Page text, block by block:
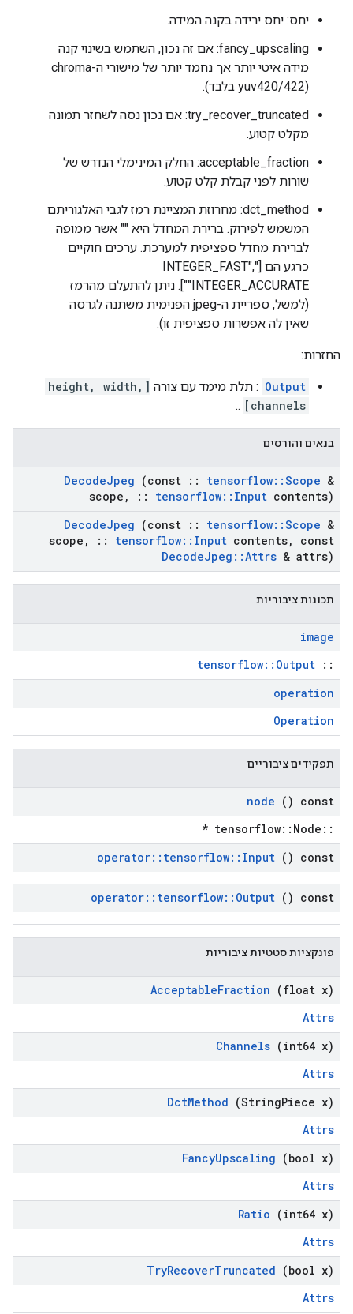
יחס: יחס ירידה בקנה המידה.
fancy_upscaling: אם זה נכון, השתמש בשינוי קנה
מידה איטי יותר אך נחמד יותר של מישורי ה-chroma
(yuv420/422 בלבד).
try_recover_truncated: אם נכון נסה לשחזר תמונה
מקלט קטוע.
acceptable_fraction: החלק המינימלי הנדרש של
שורות לפני קבלת קלט קטוע.
dct_method: מחרוזת המציינת רמז לגבי האלגוריתם
המשמש לפירוק. ברירת המחדל היא "" אשר ממופה
לברירת מחדל ספציפית למערכת. ערכים חוקיים
כרגע הם ["INTEGER_FAST",
"INTEGER_ACCURATE"]. ניתן להתעלם מהרמז
(למשל, ספריית ה-jpeg הפנימית משתנה לגרסה
שאין לה אפשרות ספציפית זו).
החזרות:
Output : תלת מימד עם צורה
[height, width,
channels]
..
בנאים והורסים
DecodeJpeg (const :: tensorflow::Scope &
scope , :: tensorflow:: Input contents)
DecodeJpeg (const :: tensorflow::Scope &
scope , :: tensorflow:: Input contents,
const
DecodeJpeg ::Attrs & attrs)
תכונות ציבוריות
image
::
tensorflow::Output
operation
Operation
תפקידים ציבוריים
node () const
::tensorflow::Node *
operator:: tensorflow:: Input () const
operator:: tensorflow:: Output () const
פונקציות סטטיות ציבוריות
AcceptableFraction (float x)
Attrs
Channels (int64 x)
Attrs
DctMethod (StringPiece x)
Attrs
FancyUpscaling (bool x)
Attrs
Ratio (int64 x)
Attrs
TryRecoverTruncated (bool x)
Attrs